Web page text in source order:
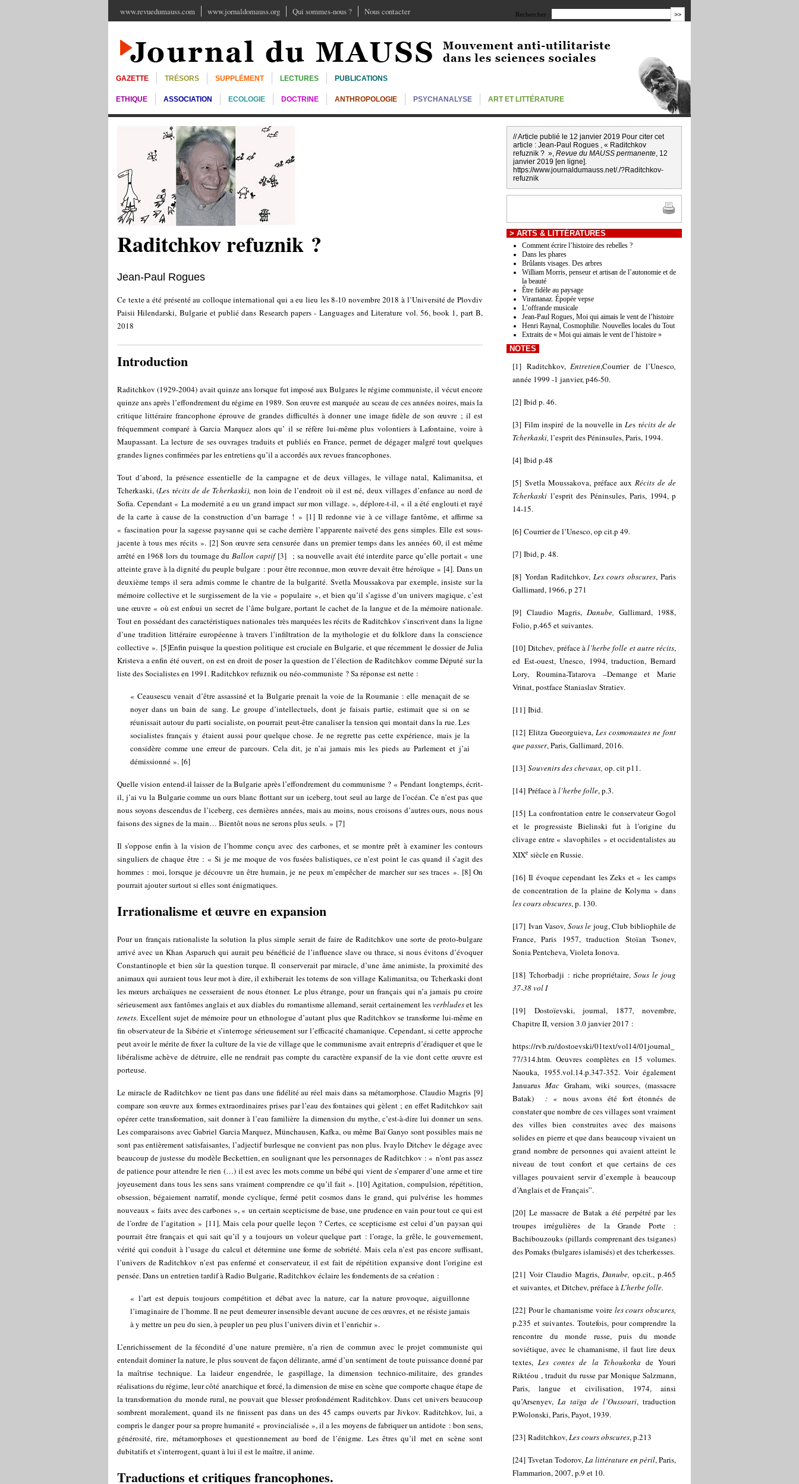
www.revuedumauss.com www.jornaldomauss.org Qui sommes-nous ? Nous contacter Rechercher :
GAZETTE TRÉSORS SUPPLÉMENT LECTURES PUBLICATIONS
ETHIQUE ASSOCIATION ECOLOGIE DOCTRINE ANTHROPOLOGIE PSYCHANALYSE ART ET LITTÉRATURE
Raditchkov refuznik ?
Jean-Paul Rogues
Ce texte a été présenté au colloque international qui a eu lieu les 8-10 novembre 2018 à l’Université de Plovdiv
Paisii Hilendarski, Bulgarie et publié dans Research papers - Languages and Literature vol. 56, book 1, part B,
2018
Introduction
Raditchkov (1929-2004) avait quinze ans lorsque fut imposé aux Bulgares le régime communiste, il vécut encore
quinze ans après l’effondrement du régime en 1989. Son œuvre est marquée au sceau de ces années noires, mais la
critique littéraire francophone éprouve de grandes difficultés à donner une image fidèle de son œuvre ; il est
fréquemment comparé à Garcia Marquez alors qu’ il se réfère lui-même plus volontiers à Lafontaine, voire à
Maupassant. La lecture de ses ouvrages traduits et publiés en France, permet de dégager malgré tout quelques
grandes lignes confirmées par les entretiens qu’il a accordés aux revues francophones.
Tout d’abord, la présence essentielle de la campagne et de deux villages, le village natal, Kalimanitsa, et
Tcherkaski, (Les récits de de Tcherkaski), non loin de l’endroit où il est né, deux villages d’enfance au nord de
Sofia. Cependant « La modernité a eu un grand impact sur mon village. », déplore-t-il, « il a été englouti et rayé
de la carte à cause de la construction d’un barrage ! » [1]Il redonne vie à ce village fantôme, et affirme sa
« fascination pour la sagesse paysanne qui se cache derrière l’apparente naïveté des gens simples. Elle est sous-
jacente à tous mes récits ».[2]Son œuvre sera censurée dans un premier temps dans les années 60, il est même
arrêté en 1968 lors du tournage du Ballon captif[3]
; sa nouvelle avait été interdite parce qu’elle portait « une
atteinte grave à la dignité du peuple bulgare : pour être reconnue, mon œuvre devait être héroïque » [4]. Dans un
deuxième temps il sera admis comme le chantre de la bulgarité. Svetla Moussakova par exemple, insiste sur la
mémoire collective et le surgissement de la vie « populaire », et bien qu’il s’agisse d’un univers magique, c’est
une œuvre « où est enfoui un secret de l’âme bulgare, portant le cachet de la langue et de la mémoire nationale.
Tout en possédant des caractéristiques nationales très marquées les récits de Raditchkov s’inscrivent dans la ligne
d’une tradition littéraire européenne à travers l’infiltration de la mythologie et du folklore dans la conscience
collective ». [5]Enfin puisque la question politique est cruciale en Bulgarie, et que récemment le dossier de Julia
Kristeva a enfin été ouvert, on est en droit de poser la question de l’élection de Raditchkov comme Député sur la
liste des Socialistes en 1991. Raditchkov refuznik ou néo-communiste ? Sa réponse est nette :
« Ceausescu venait d’être assassiné et la Bulgarie prenait la voie de la Roumanie : elle menaçait de se
noyer dans un bain de sang. Le groupe d’intellectuels, dont je faisais partie, estimait que si on se
réunissait autour du parti socialiste, on pourrait peut-être canaliser la tension qui montait dans la rue. Les
socialistes français y étaient aussi pour quelque chose. Je ne regrette pas cette expérience, mais je la
considère comme une erreur de parcours. Cela dit, je n’ai jamais mis les pieds au Parlement et j’ai
démissionné ». [6]
Quelle vision entend-il laisser de la Bulgarie après l’effondrement du communisme ? « Pendant longtemps, écrit-
il, j’ai vu la Bulgarie comme un ours blanc flottant sur un iceberg, tout seul au large de l’océan. Ce n’est pas que
nous soyons descendus de l’iceberg, ces dernières années, mais au moins, nous croisons d’autres ours, nous nous
faisons des signes de la main… Bientôt nous ne serons plus seuls. » [7]
Il s’oppose enfin à la vision de l’homme conçu avec des carbones, et se montre prêt à examiner les contours
singuliers de chaque être : « Si je me moque de vos fusées balistiques, ce n’est point le cas quand il s’agit des
hommes : moi, lorsque je découvre un être humain, je ne peux m’empêcher de marcher sur ses traces ».[8]On
pourrait ajouter surtout si elles sont énigmatiques.
Irrationalisme et œuvre en expansion
Pour un français rationaliste la solution la plus simple serait de faire de Raditchkov une sorte de proto-bulgare
arrivé avec un Khan Asparuch qui aurait peu bénéficié de l’influence slave ou thrace, si nous évitons d’évoquer
Constantinople et bien sûr la question turque. Il conserverait par miracle, d’une âme animiste, la proximité des
animaux qui auraient tous leur mot à dire, il exhiberait les totems de son village Kalimanitsa, ou Tcherkaski dont
les mœurs archaïques ne cesseraient de nous étonner. Le plus étrange, pour un français qui n’a jamais pu croire
sérieusement aux fantômes anglais et aux diables du romantisme allemand, serait certainement lesverbludeset les
tenets. Excellent sujet de mémoire pour un ethnologue d’autant plus que Raditchkov se transforme lui-même en
fin observateur de la Sibérie et s’interroge sérieusement sur l’efficacité chamanique. Cependant, si cette approche
peut avoir le mérite de fixer la culture de la vie de village que le communisme avait entrepris d’éradiquer et que le
libéralisme achève de détruire, elle ne rendrait pas compte du caractère expansif de la vie dont cette œuvre est
porteuse.
Le miracle de Raditchkov ne tient pas dans une fidélité au réel mais dans sa métamorphose. Claudio Magris [9]
compare son œuvre aux formes extraordinaires prises par l’eau des fontaines qui gèlent ; en effet Raditchkov sait
opérer cette transformation, sait donner à l’eau familière la dimension du mythe, c’est-à-dire lui donner un sens.
Les comparaisons avec Gabriel Garcia Marquez, Münchausen, Kafka, ou même Baï Ganyo sont possibles mais ne
sont pas entièrement satisfaisantes, l’adjectif burlesque ne convient pas non plus. Ivaylo Ditchev le dégage avec
beaucoup de justesse du modèle Beckettien, en soulignant que les personnages de Raditchkov : « n’ont pas assez
de patience pour attendre le rien (…) il est avec les mots comme un bébé qui vient de s’emparer d’une arme et tire
joyeusement dans tous les sens sans vraiment comprendre ce qu’il fait ».[10] Agitation, compulsion, répétition,
obsession, bégaiement narratif, monde cyclique, fermé petit cosmos dans le grand, qui pulvérise les hommes
nouveaux « faits avec des carbones », « un certain scepticisme de base, une prudence en vain pour tout ce qui est
de l’ordre de l’agitation » [11]. Mais cela pour quelle leçon ? Certes, ce scepticisme est celui d’un paysan qui
pourrait être français et qui sait qu’il y a toujours un voleur quelque part : l’orage, la grêle, le gouvernement,
vérité qui conduit à l’usage du calcul et détermine une forme de sobriété. Mais cela n’est pas encore suffisant,
l’univers de Raditchkov n’est pas enfermé et conservateur, il est fait de répétition expansive dont l’origine est
pensée. Dans un entretien tardif à Radio Bulgarie, Raditchkov éclaire les fondements de sa création :
« l’art est depuis toujours compétition et débat avec la nature, car la nature provoque, aiguillonne
l’imaginaire de l’homme. Il ne peut demeurer insensible devant aucune de ces œuvres, et ne résiste jamais
à y mettre un peu du sien, à peupler un peu plus l’univers divin et l’enrichir ».
L’enrichissement de la fécondité d’une nature première, n’a rien de commun avec le projet communiste qui
entendait dominer la nature, le plus souvent de façon délirante, armé d’un sentiment de toute puissance donné par
la maîtrise technique. La laideur engendrée, le gaspillage, la dimension technico-militaire, des grandes
réalisations du régime, leur côté anarchique et forcé, la dimension de mise en scène que comporte chaque étape de
la transformation du monde rural, ne pouvait que blesser profondément Raditchkov. Dans cet univers beaucoup
sombrent moralement, quand ils ne finissent pas dans un des 45 camps ouverts par Jivkov. Raditchkov, lui, a
compris le danger pour sa propre humanité « provincialisée », il a les moyens de fabriquer un antidote : bon sens,
générosité, rire, métamorphoses et questionnement au bord de l’énigme. Les êtres qu’il met en scène sont
dubitatifs et s’interrogent, quant à lui il est le maître, il anime.
Traductions et critiques francophones.
// Article publié le 12 janvier 2019 Pour citer cet
article : Jean-Paul Rogues , « Raditchkov
refuznik ? », Revue du MAUSS permanente, 12
janvier 2019 [en ligne].
https://www.journaldumauss.net/./?Raditchkov-
refuznik
> ARTS & LITTÉRATURES
Comment écrire l’histoire des rebelles ?
Dans les phares
Brûlants visages. Des arbres
William Morris, penseur et artisan de l’autonomie et de
la beauté
Être fidèle au paysage
Virantanaz. Épopée vepse
L’offrande musicale
Jean-Paul Rogues, Moi qui aimais le vent de l’histoire
Henri Raynal, Cosmophilie. Nouvelles locales du Tout
Extraits de « Moi qui aimais le vent de l’histoire »
NOTES
[1] Raditchkov, Entretien,Courrier de l’Unesco,
année 1999 -1 janvier, p46-50.
[2] Ibid p. 46.
[3]Film inspiré de la nouvelle inLes récits de de
Tcherkaski, l’esprit des Péninsules, Paris, 1994.
[4] Ibid p.48
[5] Svetla Moussakova, préface aux Récits de de
Tcherkaski l’esprit des Péninsules, Paris, 1994, p
14-15.
[6] Courrier de l’Unesco, op cit.p 49.
[7] Ibid, p. 48.
[8] Yordan Raditchkov, Les cours obscures, Paris
Gallimard, 1966, p 271
[9] Claudio Magris, Danube, Gallimard, 1988,
Folio, p.465 et suivantes.
[10]Ditchev, préface àl’herbe folle et autre récits,
ed Est-ouest, Unesco, 1994, traduction, Bernard
Lory, Roumina-Tatarova –Demange et Marie
Vrinat, postface Staniaslav Stratiev.
[11] Ibid.
[12] Elitza Gueorguieva, Les cosmonautes ne font
que passer, Paris, Gallimard, 2016.
[13] Souvenirs des chevaux, op. cit p11.
[14] Préface àl’herbe folle, p.3.
[15] La confrontation entre le conservateur Gogol
et le progressiste Bielinski fut à l’origine du
clivage entre « slavophiles » et occidentalistes au
XIXe siècle en Russie.
[16]Il évoque cependant les Zeks et « les camps
de concentration de la plaine de Kolyma » dans
les cours obscures, p. 130.
[17] Ivan Vasov, Sous le joug, Club bibliophile de
France, Paris 1957, traduction Stoïan Tsonev,
Sonia Pentcheva, Violeta Ionova.
[18] Tchorbadji : riche propriétaire,Sous le joug
37-38 vol I
[19] Dostoïevski, journal, 1877, novembre,
Chapitre II, version 3.0 janvier 2017 :
https://rvb.ru/dostoevski/01text/vol14/01journal_
77/314.htm. Oeuvres complètes en 15 volumes.
Naouka, 1955.vol.14.p.347-352. Voir également
Januarus Mac Graham, wiki sources, (massacre
Batak)
: « nous avons été fort étonnés de
constater que nombre de ces villages sont vraiment
des villes bien construites avec des maisons
solides en pierre et que dans beaucoup vivaient un
grand nombre de personnes qui avaient atteint le
niveau de tout confort et que certains de ces
villages pouvaient servir d’exemple à beaucoup
d’Anglais et de Français”.
[20]Le massacre de Batak a été perpétré par les
troupes irrégulières de la Grande Porte :
Bachibouzouks (pillards comprenant des tsiganes)
des Pomaks (bulgares islamisés) et des tcherkesses.
[21] Voir Claudio Magris, Danube, op.cit., p.465
et suivantes, et Ditchev, préface àL’herbe folle.
[22] Pour le chamanisme voire les cours obscures,
p.235 et suivantes. Toutefois, pour comprendre la
rencontre du monde russe, puis du monde
soviétique, avec le chamanisme, il faut lire deux
textes,Les contes de la Tchoukotka de Youri
Riktéou , traduit du russe par Monique Salzmann,
Paris, langue et civilisation, 1974, ainsi
qu’Arsenyev, La taïga de l’Oussouri, traduction
P.Wolonski, Paris, Payot, 1939.
[23] Raditchkov,Les cours obscures, p.213
[24] Tsvetan Todorov,La littérature en péril, Paris,
Flammarion, 2007, p.9 et 10.